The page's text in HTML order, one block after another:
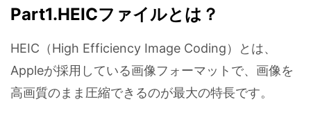
Part1.HEICファイルとは？
HEIC（High Efficiency Image Coding）とは、
Appleが採用している画像フォーマットで、画像を
高画質のまま圧縮できるのが最大の特長です。